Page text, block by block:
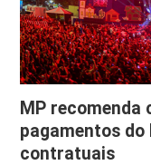
MP recomenda
pagamentos
contratuais